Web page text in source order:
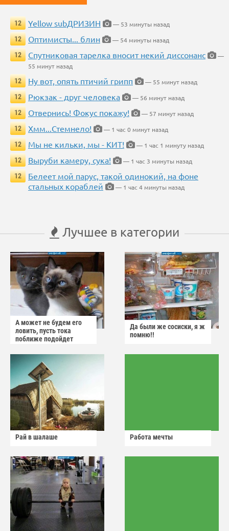
12 Yellow subДРИЗИН
— 53 минуты назад
12
Оптимисты... блин
— 54 минуты назад
12
Спутниковая тарелка вносит некий диссонанс
—
55 минут назад
12
Ну вот, опять птичий грипп
— 55 минут назад
12
Рюкзак - друг человека
— 56 минут назад
12
Отвернись! Фокус покажу!
— 57 минут назад
12
Хмм...Стемнело!
— 1 час 0 минут назад
12
Мы не кильки, мы - КИТ!
— 1 час 1 минуту назад
12
Выруби камеру, сука!
— 1 час 3 минуты назад
12
Белеет мой парус, такой одинокий, на фоне
стальных кораблей
— 1 час 4 минуты назад
Лучшее в категории
А может не будем его
ловить, пусть тока
поближе подойдет
Да были же сосиски, я ж
помню!!
Рай в шалаше Работа мечты